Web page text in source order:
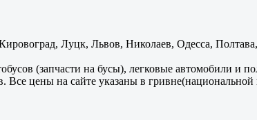
Луцк, Львов, Николаев, Одесса,
(запчасти на бусы), легковые автомобили и
Все цены на сайте указаны в